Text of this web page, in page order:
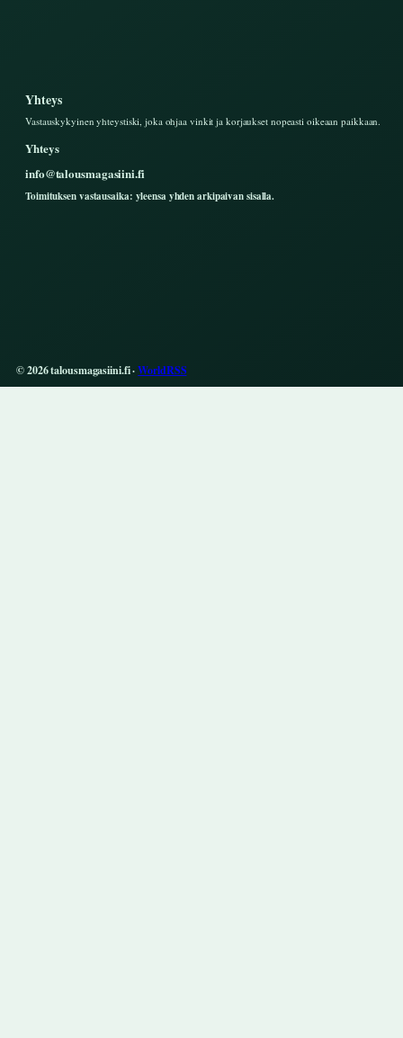
Yhteys
Vastauskykyinen yhteystiski, joka ohjaa vinkit ja korjaukset nopeasti oikeaan paikkaan.
Yhteys
info@talousmagasiini.fi
Toimituksen vastausaika: yleensa yhden arkipaivan sisalla.
© 2026 talousmagasiini.fi ·WorldRSS